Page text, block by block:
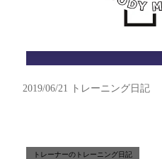
2019/06/21 トレーニング日記
トレーナーのトレーニング日記